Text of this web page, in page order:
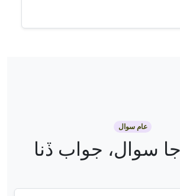
عام سوال
سوال، جواب ڏنا